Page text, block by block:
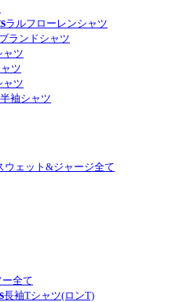
ラルフローレンシャツ
ランドシャツ
ャツ
ツ
ャツ
半袖シャツ
ウェット&ジャージ全て
全て
長袖Tシャツ(ロンT)